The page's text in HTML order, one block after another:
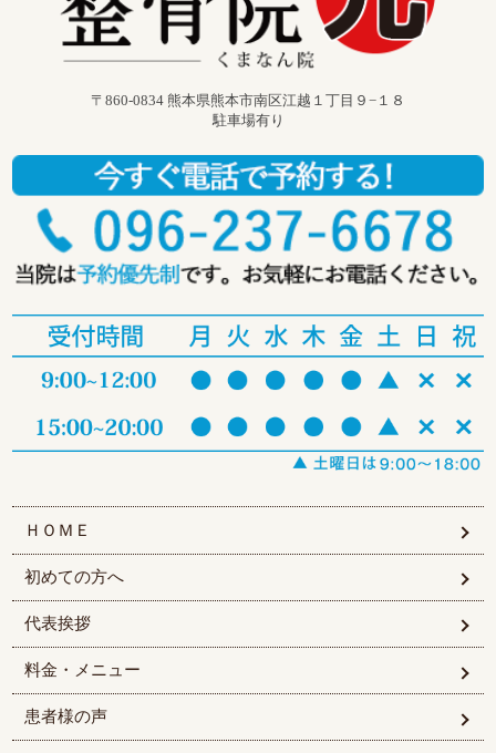
〒860-0834 熊本県熊本市南区江越１丁目９−１８
駐車場有り
ＨＯＭＥ
初めての方へ
代表挨拶
料金・メニュー
患者様の声